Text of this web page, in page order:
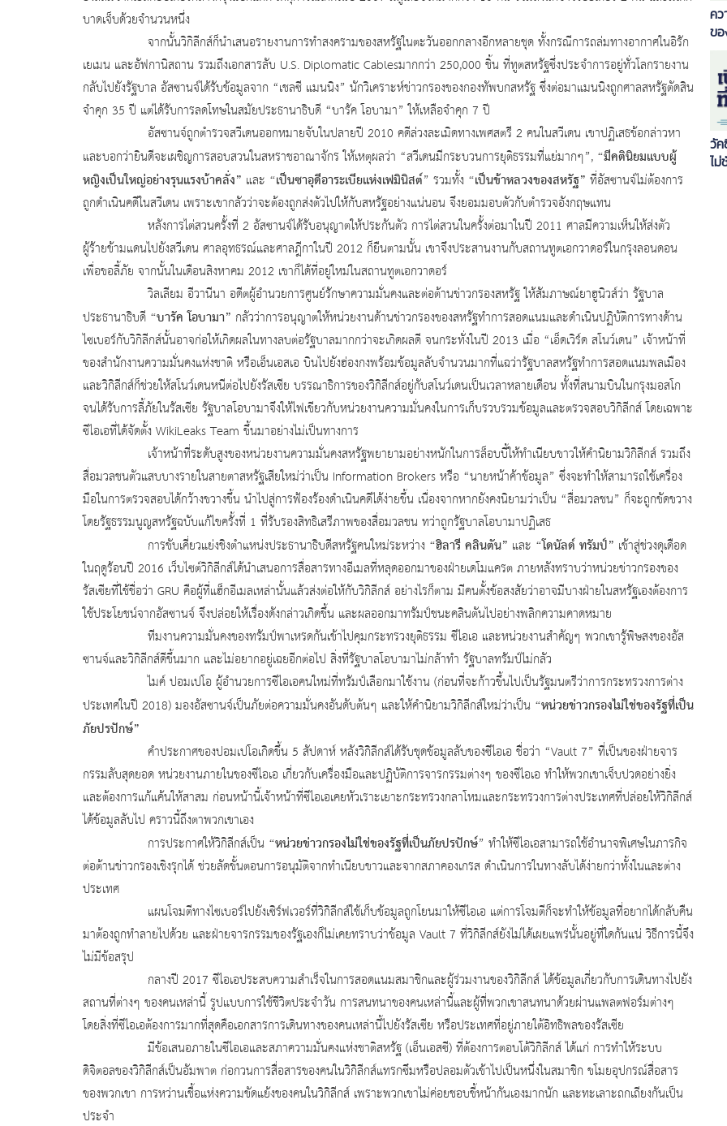
บาดเจ็บด้วยจำนวนหนึ่ง
จากนั้นวิกิลีกส์ก็นำเสนอรายงานการทำสงครามของสหรัฐในตะวันออกกลางอีกหลายชุด ทั้งกรณีการถล่มทางอากาศในอิรัก
เยเมน และอัฟกานิสถาน รวมถึงเอกสารลับ U.S. Diplomatic Cablesมากกว่า 250,000 ชิ้น ที่ทูตสหรัฐซึ่งประจำการอยู่ทั่วโลกรายงาน
กลับไปยังรัฐบาล อัสซานจ์ได้รับข้อมูลจาก “เชลซี แมนนิง” นักวิเคราะห์ข่าวกรองของกองทัพบกสหรัฐ ซึ่งต่อมาแมนนิงถูกศาลสหรัฐตัดสิน
จำคุก 35 ปี แต่ได้รับการลดโทษในสมัยประธานาธิบดี “บารัค โอบามา” ให้เหลือจำคุก 7 ปี
อัสซานจ์ถูกตำรวจสวีเดนออกหมายจับในปลายปี 2010 คดีล่วงละเมิดทางเพศสตรี 2 คนในสวีเดน เขาปฏิเสธข้อกล่าวหา
และบอกว่ายินดีจะเผชิญการสอบสวนในสหราชอาณาจักร ให้เหตุผลว่า “สวีเดนมีกระบวนการยุติธรรมที่แย่มากๆ”, “มีคตินิยมแบบผู้
หญิงเป็นใหญ่อย่างรุนแรงบ้าคลั่ง” และ “เป็นซาอุดีอาระเบียแห่งเฟมินิสต์” รวมทั้ง “เป็นข้าหลวงของสหรัฐ” ที่อัสซานจ์ไม่ต้องการ
ถูกดำเนินคดีในสวีเดน เพราะเขากลัวว่าจะต้องถูกส่งตัวไปให้กับสหรัฐอย่างแน่นอน จึงยอมมอบตัวกับตำรวจอังกฤษแทน
หลังการไต่สวนครั้งที่ 2 อัสซานจ์ได้รับอนุญาตให้ประกันตัว การไต่สวนในครั้งต่อมาในปี 2011 ศาลมีความเห็นให้ส่งตัว
ผู้ร้ายข้ามแดนไปยังสวีเดน ศาลอุทธรณ์และศาลฎีกาในปี 2012 ก็ยืนตามนั้น เขาจึงประสานงานกับสถานทูตเอกวาดอร์ในกรุงลอนดอน
เพื่อขอลี้ภัย จากนั้นในเดือนสิงหาคม 2012 เขาก็ได้ที่อยู่ใหม่ในสถานทูตเอกวาดอร์
วิลเลียม อีวานีนา อดีตผู้อำนวยการศูนย์รักษาความมั่นคงและต่อต้านข่าวกรองสหรัฐ ให้สัมภาษณ์ยาฮูนิวส์ว่า รัฐบาล
ประธานาธิบดี “บารัค โอบามา” กลัวว่าการอนุญาตให้หน่วยงานด้านข่าวกรองของสหรัฐทำการสอดแนมและดำเนินปฏิบัติการทางด้าน
ไซเบอร์กับวิกิลีกส์นั้นอาจก่อให้เกิดผลในทางลบต่อรัฐบาลมากกว่าจะเกิดผลดี จนกระทั่งในปี 2013 เมื่อ “เอ็ดเวิร์ด สโนว์เดน” เจ้าหน้าที่
ของสำนักงานความมั่นคงแห่งชาติ หรือเอ็นเอสเอ บินไปยังฮ่องกงพร้อมข้อมูลลับจำนวนมากที่แฉว่ารัฐบาลสหรัฐทำการสอดแนมพลเมือง
และวิกิลีกส์ก็ช่วยให้สโนว์เดนหนีต่อไปยังรัสเซีย บรรณาธิการของวิกิลีกส์อยู่กับสโนว์เดนเป็นเวลาหลายเดือน ทั้งที่สนามบินในกรุงมอสโก
จนได้รับการลี้ภัยในรัสเซีย รัฐบาลโอบามาจึงให้ไฟเขียวกับหน่วยงานความมั่นคงในการเก็บรวบรวมข้อมูลและตรวจสอบวิกิลีกส์ โดยเฉพาะ
ซีไอเอที่ได้จัดตั้ง WikiLeaks Team ขึ้นมาอย่างไม่เป็นทางการ
เจ้าหน้าที่ระดับสูงของหน่วยงานความมั่นคงสหรัฐพยายามอย่างหนักในการล็อบบี้ให้ทำเนียบขาวให้คำนิยามวิกิลีกส์ รวมถึง
สื่อมวลชนตัวแสบบางรายในสายตาสหรัฐเสียใหม่ว่าเป็น Information Brokers หรือ “นายหน้าค้าข้อมูล” ซึ่งจะทำให้สามารถใช้เครื่อง
มือในการตรวจสอบได้กว้างขวางขึ้น นำไปสู่การฟ้องร้องดำเนินคดีได้ง่ายขึ้น เนื่องจากหากยังคงนิยามว่าเป็น “สื่อมวลชน” ก็จะถูกขัดขวาง
โดยรัฐธรรมนูญสหรัฐฉบับแก้ไขครั้งที่ 1 ที่รับรองสิทธิเสรีภาพของสื่อมวลชน ทว่าถูกรัฐบาลโอบามาปฏิเสธ
การขับเคี่ยวแย่งชิงตำแหน่งประธานาธิบดีสหรัฐคนใหม่ระหว่าง “ฮิลารี คลินตัน” และ “โดนัลด์ ทรัมป์” เข้าสู่ช่วงดุเดือด
ในฤดูร้อนปี 2016 เว็บไซต์วิกิลีกส์ได้นำเสนอการสื่อสารทางอีเมลที่หลุดออกมาของฝ่ายเดโมแครต ภายหลังทราบว่าหน่วยข่าวกรองของ
รัสเซียที่ใช้ชื่อว่า GRU คือผู้ที่แฮ็กอีเมลเหล่านั้นแล้วส่งต่อให้กับวิกิลีกส์ อย่างไรก็ตาม มีคนตั้งข้อสงสัยว่าอาจมีบางฝ่ายในสหรัฐเองต้องการ
ใช้ประโยชน์จากอัสซานจ์ จึงปล่อยให้เรื่องดังกล่าวเกิดขึ้น และผลออกมาทรัมป์ชนะคลินตันไปอย่างพลิกความคาดหมาย
ทีมงานความมั่นคงของทรัมป์พาเหรดกันเข้าไปคุมกระทรวงยุติธรรม ซีไอเอ และหน่วยงานสำคัญๆ พวกเขารู้พิษสงของอัส
ซานจ์และวิกิลีกส์ดีขึ้นมาก และไม่อยากอยู่เฉยอีกต่อไป สิ่งที่รัฐบาลโอบามาไม่กล้าทำ รัฐบาลทรัมป์ไม่กลัว
ไมค์ ปอมเปโอ ผู้อำนวยการซีไอเอคนใหม่ที่ทรัมป์เลือกมาใช้งาน (ก่อนที่จะก้าวขึ้นไปเป็นรัฐมนตรีว่าการกระทรวงการต่าง
ประเทศในปี 2018) มองอัสซานจ์เป็นภัยต่อความมั่นคงอันดับต้นๆ และให้คำนิยามวิกิลีกส์ใหม่ว่าเป็น “หน่วยข่าวกรองไม่ใช่ของรัฐที่เป็น
ภัยปรปักษ์”
คำประกาศของปอมเปโอเกิดขึ้น 5 สัปดาห์ หลังวิกิลีกส์ได้รับชุดข้อมูลลับของซีไอเอ ชื่อว่า “Vault 7” ที่เป็นของฝ่ายจาร
กรรมลับสุดยอด หน่วยงานภายในของซีไอเอ เกี่ยวกับเครื่องมือและปฏิบัติการจารกรรมต่างๆ ของซีไอเอ ทำให้พวกเขาเจ็บปวดอย่างยิ่ง
และต้องการแก้แค้นให้สาสม ก่อนหน้านี้เจ้าหน้าที่ซีไอเอเคยหัวเราะเยาะกระทรวงกลาโหมและกระทรวงการต่างประเทศที่ปล่อยให้วิกิลีกส์
ได้ข้อมูลลับไป คราวนี้ถึงตาพวกเขาเอง
การประกาศให้วิกิลีกส์เป็น “หน่วยข่าวกรองไม่ใช่ของรัฐที่เป็นภัยปรปักษ์” ทำให้ซีไอเอสามารถใช้อำนาจพิเศษในภารกิจ
ต่อต้านข่าวกรองเชิงรุกได้ ช่วยลัดขั้นตอนการอนุมัติจากทำเนียบขาวและจากสภาคองเกรส ดำเนินการในทางลับได้ง่ายกว่าทั้งในและต่าง
ประเทศ
แผนโจมตีทางไซเบอร์ไปยังเซิร์ฟเวอร์ที่วิกิลีกส์ใช้เก็บข้อมูลถูกโยนมาให้ซีไอเอ แต่การโจมตีก็จะทำให้ข้อมูลที่อยากได้กลับคืน
มาต้องถูกทำลายไปด้วย และฝ่ายจารกรรมของรัฐเองก็ไม่เคยทราบว่าข้อมูล Vault 7 ที่วิกิลีกส์ยังไม่ได้เผยแพร่นั้นอยู่ที่ใดกันแน่ วิธีการนี้จึง
ไม่มีข้อสรุป
กลางปี 2017 ซีไอเอประสบความสำเร็จในการสอดแนมสมาชิกและผู้ร่วมงานของวิกิลีกส์ ได้ข้อมูลเกี่ยวกับการเดินทางไปยัง
สถานที่ต่างๆ ของคนเหล่านี้ รูปแบบการใช้ชีวิตประจำวัน การสนทนาของคนเหล่านี้และผู้ที่พวกเขาสนทนาด้วยผ่านแพลตฟอร์มต่างๆ
โดยสิ่งที่ซีไอเอต้องการมากที่สุดคือเอกสารการเดินทางของคนเหล่านี้ไปยังรัสเซีย หรือประเทศที่อยู่ภายใต้อิทธิพลของรัสเซีย
มีข้อเสนอภายในซีไอเอและสภาความมั่นคงแห่งชาติสหรัฐ (เอ็นเอสซี) ที่ต้องการตอบโต้วิกิลีกส์ ได้แก่ การทำให้ระบบ
ดิจิตอลของวิกิลีกส์เป็นอัมพาต ก่อกวนการสื่อสารของคนในวิกิลีกส์แทรกซึมหรือปลอมตัวเข้าไปเป็นหนึ่งในสมาชิก ขโมยอุปกรณ์สื่อสาร
ของพวกเขา การหว่านเชื้อแห่งความขัดแย้งของคนในวิกิลีกส์ เพราะพวกเขาไม่ค่อยชอบขี้หน้ากันเองมากนัก และทะเลาะถกเถียงกันเป็น
ประจำ
ค
ข
วั
ไม่